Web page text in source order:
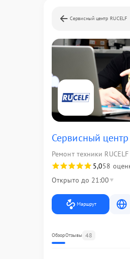
Сервисный центр RUCELF
Сервисный центр
Ремонт техники RUCELF
5,058
Открыто до 21:00
Маршрут
ОбзорОтзывы 48